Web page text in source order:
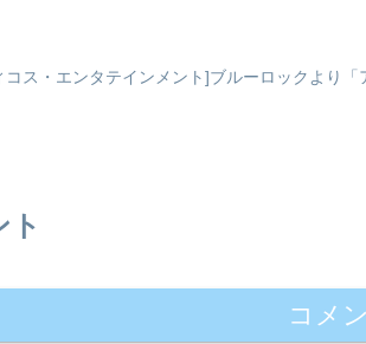
コス・エンタテインメント]ブルーロックより
ト
コメ